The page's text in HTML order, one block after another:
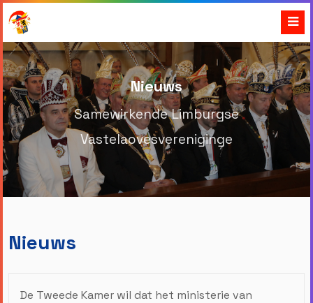
Nieuws
Samewirkende Limburgse
Vastelaovesvereniginge
Nieuws
De Tweede Kamer wil dat het ministerie van